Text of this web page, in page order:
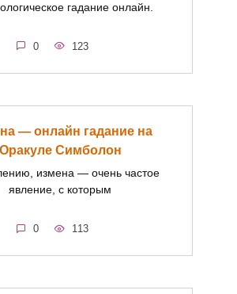
гадание онлайн.
0 123
— онлайн гадание на
Оракуле Симболон
измена — очень частое
явление, с которым
0 113